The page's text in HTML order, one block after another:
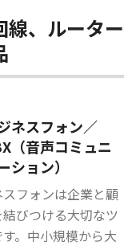
線、ルーター
ネスフォン／
（音声コミュニ
ション）
スフォンは企業と顧
びつける大切なツ
。中小規模から大